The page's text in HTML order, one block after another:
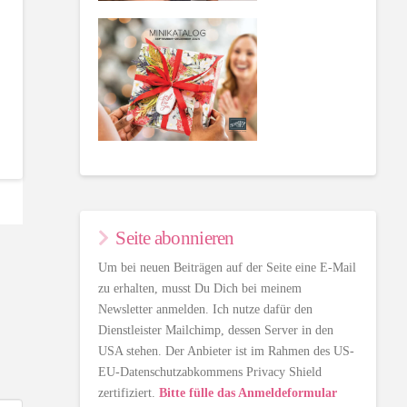
Seite abonnieren
Um bei neuen Beiträgen auf der Seite eine E-Mail
zu erhalten, musst Du Dich bei meinem
Newsletter anmelden. Ich nutze dafür den
Dienstleister Mailchimp, dessen Server in den
USA stehen. Der Anbieter ist im Rahmen des US-
EU-Datenschutzabkommens Privacy Shield
zertifiziert.Bitte fülle das Anmeldeformular